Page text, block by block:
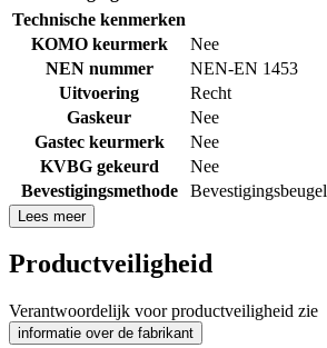
Technische kenmerken
KOMO keurmerk
Nee
NEN nummer
NEN-EN 1453
Uitvoering
Recht
Gaskeur
Nee
Gastec keurmerk
Nee
KVBG gekeurd
Nee
Bevestigingsmethode
Bevestigingsbeugel
Lees meer
Productveiligheid
Verantwoordelijk voor productveiligheid zie
informatie over de fabrikant